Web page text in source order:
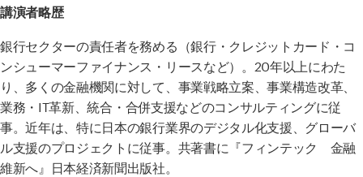
講演者略歴
銀行セクターの責任者を務める（銀行・クレジットカード・コ
ンシューマーファイナンス・リースなど）。 20年以上にわた
り、多くの金融機関に対して、事業戦略立案、事業構造改革、
業務・ IT革新、統合・合併支援などのコンサルティングに従
事。近年は、特に日本の銀行業界のデジタル化支援、グローバ
ル支援のプロジェクトに従事。共著書に『フィンテック 金融
維新へ』日本経済新聞出版社。